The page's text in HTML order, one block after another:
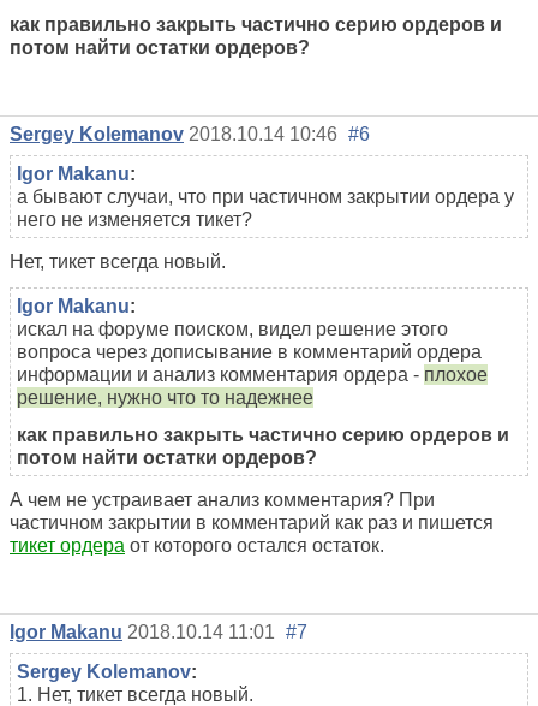
как правильно закрыть частично серию ордеров и
потом найти остатки ордеров?
Sergey Kolemanov 2018.10.14 10:46 #6
Igor Makanu:
а бывают случаи, что при частичном закрытии ордера у
него не изменяется тикет?
Нет, тикет всегда новый.
Igor Makanu:
искал на форуме поиском, видел решение этого
вопроса через дописывание в комментарий ордера
информации и анализ комментария ордера - плохое
решение, нужно что то надежнее
как правильно закрыть частично серию ордеров и
потом найти остатки ордеров?
А чем не устраивает анализ комментария? При
частичном закрытии в комментарий как раз и пишется
тикет ордера от которого остался остаток.
Igor Makanu 2018.10.14 11:01 #7
Sergey Kolemanov:
1. Нет, тикет всегда новый.